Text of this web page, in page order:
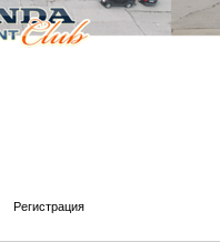
Регистрация